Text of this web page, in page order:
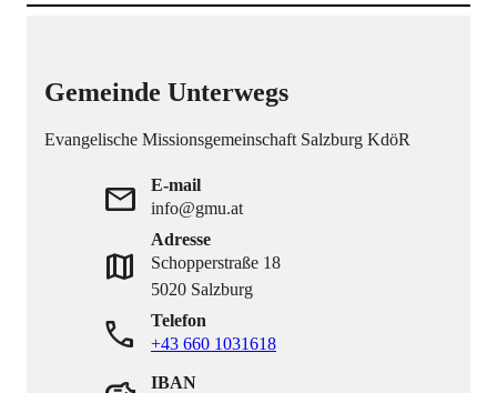
Gemeinde Unterwegs
Evangelische Missionsgemeinschaft Salzburg KdöR
mail
E-mail
info@gmu.at
map
Adresse
Schopperstraße 18
5020 Salzburg
phone
Telefon
+43 660 1031618
IBAN